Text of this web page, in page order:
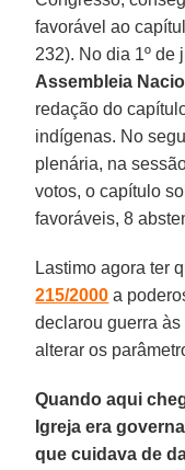
favorável ao
232). No dia 1º de
Assembleia
redação do
indígenas. No
plenária, na
votos, o capítulo
favoráveis, 8
Lastimo agora ter
215/2000 a
declarou guerra
alterar os
Quando aqui
Igreja era
que cuidava de